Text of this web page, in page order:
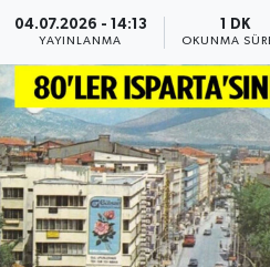
04.07.2026 - 14:13
YAYINLANMA
1 DK
OKUNMA
GENEL
Güncel
HABERDE İNSAN
İlginç
KÜLTÜR SANAT
Haber Arşivi